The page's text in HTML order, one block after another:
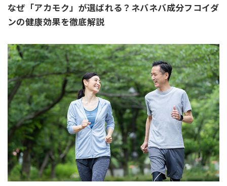
なぜ「アカモク」が選ばれる？ネバネバ成分フコイダ
ンの健康効果を徹底解説